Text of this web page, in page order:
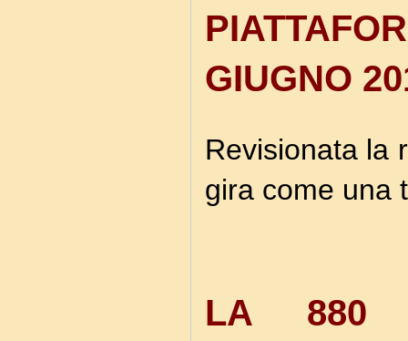
GIUGNO
Revisionata la
gira come una
LA 880